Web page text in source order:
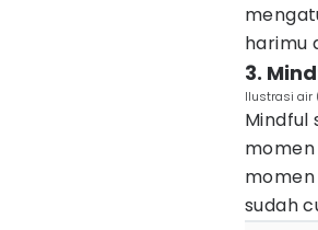
harimu
3.
Ilustrasi air
Mindful
momen
sudah